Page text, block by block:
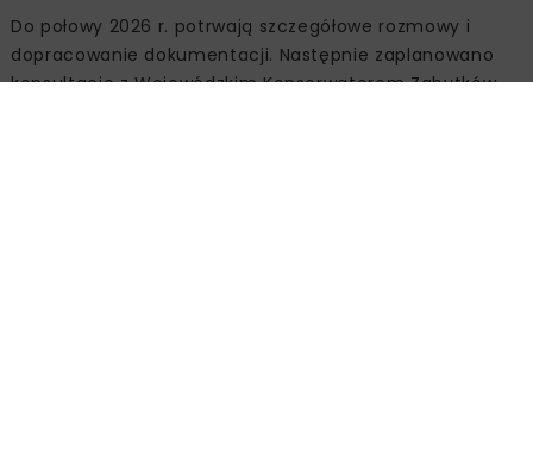
Do połowy 2026 r. potrwają szczegółowe rozmowy i
dopracowanie dokumentacji. Następnie zaplanowano
konsultacje z Wojewódzkim Konserwatorem Zabytków